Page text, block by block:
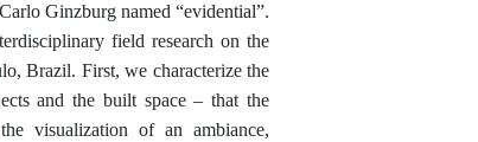
Ginzburg named “evidential”.
field research on the
Brazil. First, we characterize the
and the built space – that the
visualization of an ambiance,